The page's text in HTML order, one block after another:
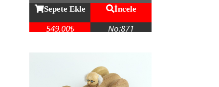
Sepete Ekle İncele
549,00₺ No:871